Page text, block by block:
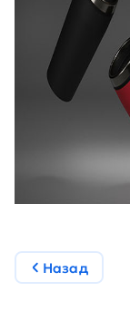
Назад